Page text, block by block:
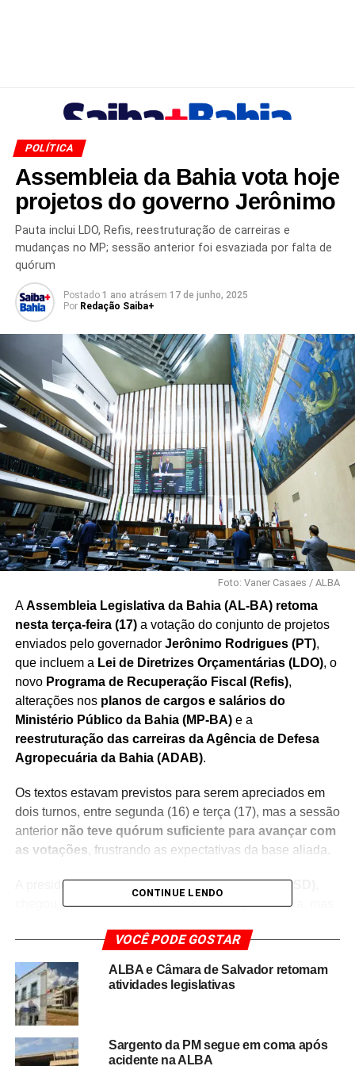
POLÍTICA
Assembleia da Bahia vota hoje
projetos do governo Jerônimo
Pauta inclui LDO, Refis, reestruturação de carreiras e
mudanças no MP; sessão anterior foi esvaziada por falta de
quórum
Postado 1 ano atrásem 17 de junho, 2025
Por Redação Saiba+
Foto: Vaner Casaes / ALBA
AAssembleia Legislativa da Bahia (AL-BA) retoma
nesta terça-feira (17)a votação do conjunto de projetos
enviados pelo governador Jerônimo Rodrigues (PT),
que incluem a Lei de Diretrizes Orçamentárias (LDO), o
novo Programa de Recuperação Fiscal (Refis),
alterações nos planos de cargos e salários do
Ministério Público da Bahia (MP-BA)e a
reestruturação das carreiras da Agência de Defesa
Agropecuária da Bahia (ADAB).
Os textos estavam previstos para serem apreciados em
dois turnos, entre segunda (16) e terça (17), mas a sessão
anterior não teve quórum suficiente para avançar com
as votações, frustrando as expectativas da base aliada.
A presidente da Casa, deputadaIvana Bastos (PSD)
chegou a abrir a sessão às 14h45 da segunda-feira, mas
Expediente foi utilizado para discursos , que
abordaram temas como a
greve dos professores da
rede municipal de Salvadore aresponsabilização do
deputado Hilton Coelho (PSOL)
plenário por membros do SINTAJ, em maio.
Nos bastidores, houve intensa mobilização da
CONTINUE LENDO
VOCÊ PODE GOSTAR
ALBA e Câmara de Salvador retomam
atividades legislativas
Sargento da PM segue em coma após
acidente na ALBA